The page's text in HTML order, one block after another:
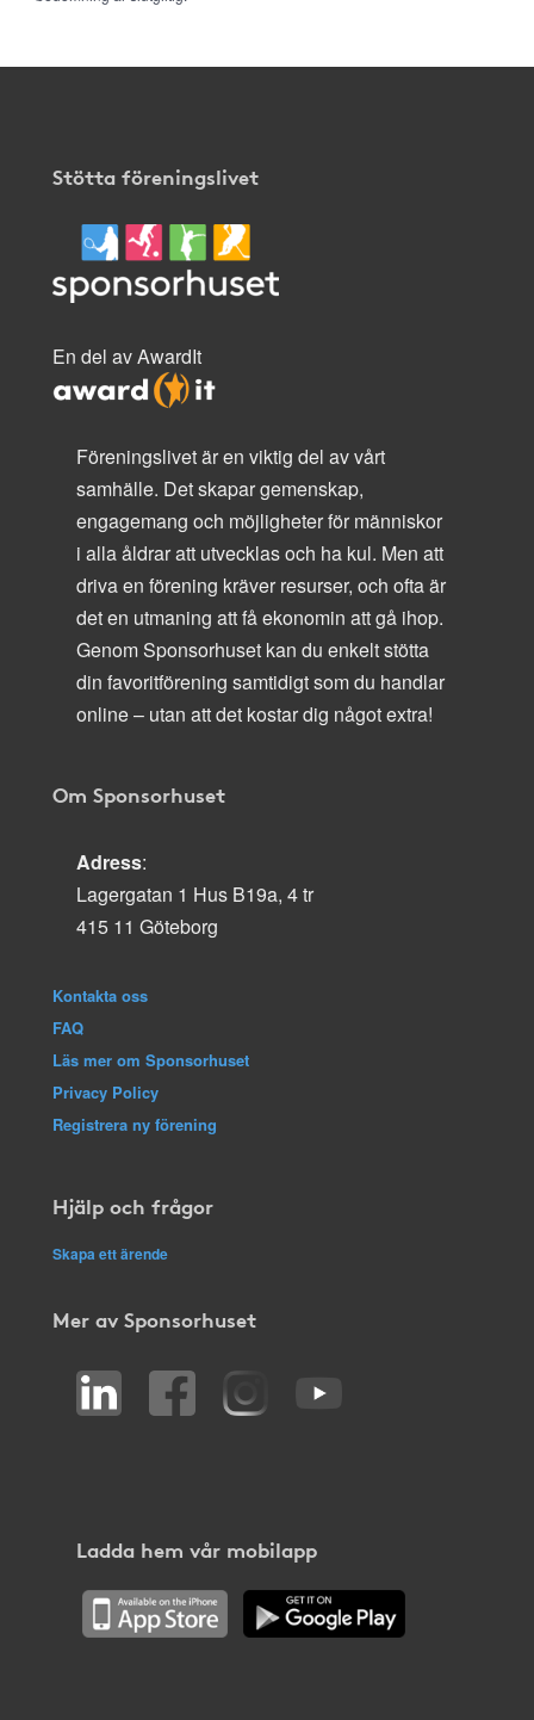
Stötta föreningslivet
En del av AwardIt
Föreningslivet är en viktig del av vårt
samhälle. Det skapar gemenskap,
engagemang och möjligheter för människor
i alla åldrar att utvecklas och ha kul. Men att
driva en förening kräver resurser, och ofta är
det en utmaning att få ekonomin att gå ihop.
Genom Sponsorhuset kan du enkelt stötta
din favoritförening samtidigt som du handlar
online – utan att det kostar dig något extra!
Om Sponsorhuset
Adress:
Lagergatan 1 Hus B19a, 4 tr
415 11 Göteborg
Kontakta oss
FAQ
Läs mer om Sponsorhuset
Privacy Policy
Registrera ny förening
Hjälp och frågor
Skapa ett ärende
Mer av Sponsorhuset
Ladda hem vår mobilapp